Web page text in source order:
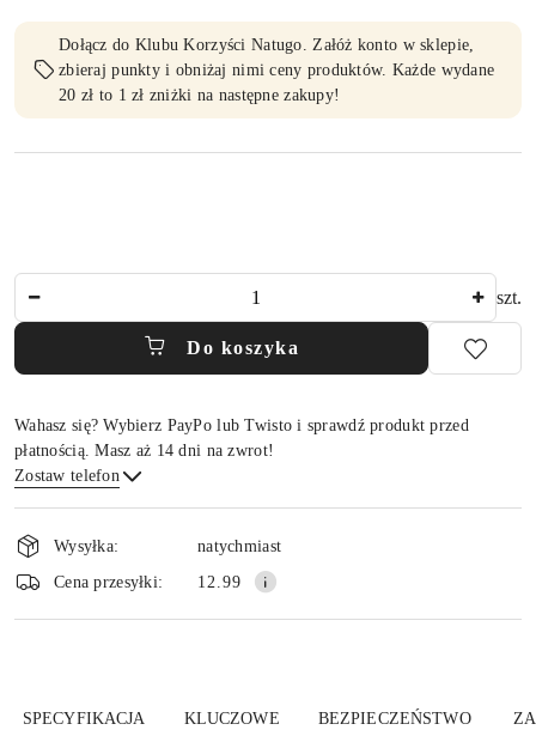
Dołącz do Klubu Korzyści Natugo. Załóż konto w sklepie,
zbieraj punkty i obniżaj nimi ceny produktów. Każde wydane
20 zł to 1 zł zniżki na następne zakupy!
szt.
Do koszyka
Wahasz się? Wybierz PayPo lub Twisto i sprawdź produkt przed
płatnością. Masz aż 14 dni na zwrot!
Zostaw telefon
Wyślij
Dostępność
i
dostawa
Wysyłka:
natychmiast
Cena przesyłki:
12.99
SPECYFIKACJA
KLUCZOWE
BEZPIECZEŃSTWO